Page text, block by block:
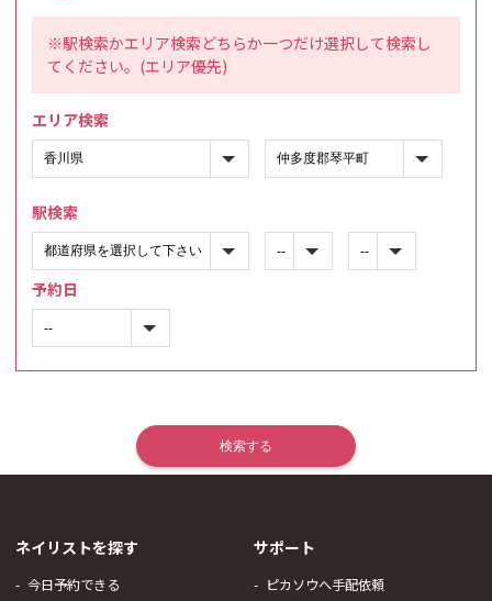
※駅検索かエリア検索どちらか一つだけ選択して検索し
てください。(エリア優先)
エリア検索
駅検索
予約日
ネイリストを探す
今日予約できる
サポート
ピカソウへ手配依頼